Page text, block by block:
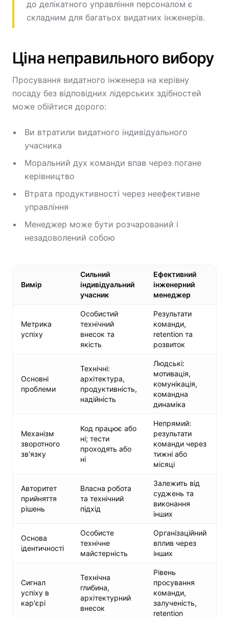
до делікатного управління персоналом є
складним для багатьох видатних інженерів.
Ціна неправильного вибору
Просування видатного інженера на керівну
посаду без відповідних лідерських здібностей
може обійтися дорого:
Ви втратили видатного індивідуального
учасника
Моральний дух команди впав через погане
керівництво
Втрата продуктивності через неефективне
управління
Менеджер може бути розчарований і
незадоволений собою
Вимір
Сильний
індивідуальний
учасник
Ефективний
інженерний
менеджер
Метрика
успіху
Особистий
технічний
внесок та
якість
Результати
команди,
retention та
розвиток
Основні
проблеми
Технічні:
архітектура,
продуктивність,
надійність
Людські:
мотивація,
комунікація,
командна
динаміка
Механізм
зворотного
зв'язку
Код працює або
ні; тести
проходять або
ні
Непрямий:
результати
команди через
тижні або
місяці
Авторитет
прийняття
рішень
Власна робота
та технічний
підхід
Залежить від
суджень та
виконання
інших
Основа
ідентичності
Особисте
технічне
майстерність
Організаційний
вплив через
інших
Сигнал
успіху в
кар'єрі
Технічна
глибина,
архітектурний
внесок
Рівень
просування
команди,
залученість,
retention